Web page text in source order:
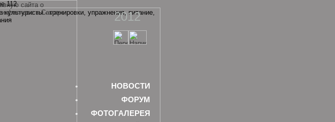
112
2012
НОВОСТИ
ФОРУМ
ФОТОГАЛЕРЕЯ